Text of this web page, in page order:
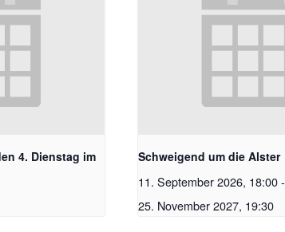
4. Dienstag im
Schweigend um die Alster
11. September 2026, 18:00-
25. November 2027, 19:30